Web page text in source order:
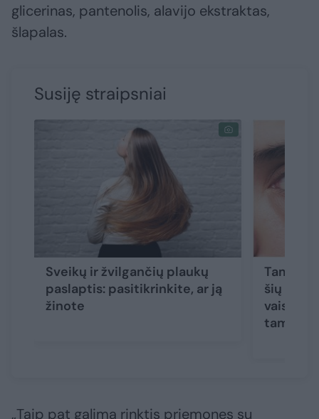
glicerinas, pantenolis, alavijo ekstraktas,
šlapalas.
Susiję straipsniai
Sveikų ir žvilgančių plaukų
paslaptis: pasitikrinkite, ar ją
žinote
Tamsūs
šių
tam
„Taip pat galima rinktis priemones su